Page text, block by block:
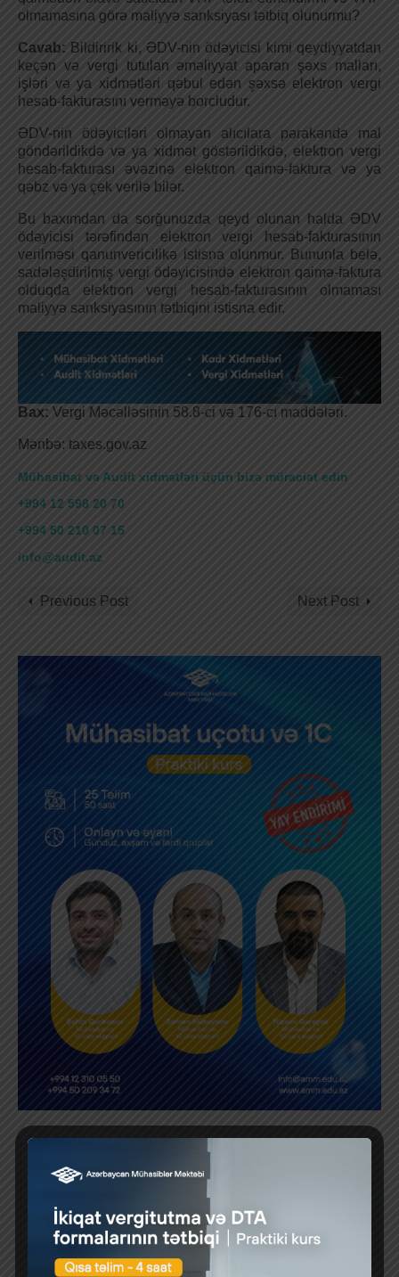
olmamasına görə maliyyə sanksiyası tətbiq olunurmu?
Cavab: Bildiririk ki, ƏDV-nin ödəyicisi kimi qeydiyyatdan
keçən və vergi tutulan əməliyyat aparan şəxs malları,
işləri və ya xidmətləri qəbul edən şəxsə elektron vergi
hesab-fakturasını verməyə borcludur.
ƏDV-nin ödəyiciləri olmayan alıcılara pərakəndə mal
göndərildikdə və ya xidmət göstərildikdə, elektron vergi
hesab-fakturası əvəzinə elektron qaimə-faktura və ya
qəbz və ya çek verilə bilər.
Bu baxımdan da sorğunuzda qeyd olunan halda ƏDV
ödəyicisi tərəfindən elektron vergi hesab-fakturasının
verilməsi qanunvericilikə istisna olunmur. Bununla belə,
sadələşdirilmiş vergi ödəyicisində elektron qaimə-faktura
olduqda elektron vergi hesab-fakturasının olmaması
maliyyə sanksiyasının tətbiqini istisna edir.
Bax: Vergi Məcəlləsinin 58.8-ci və 176-cı maddələri.
Mənbə: taxes.gov.az
Mühasibat və Audit xidmətləri üçün bizə müraciət edin
+994 12 598 20 70
+994 50 210 07 15
info@audit.az
Previous Post Next Post